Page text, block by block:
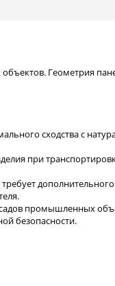
Геометрия
сходства с
при
промышленных
безопасности.